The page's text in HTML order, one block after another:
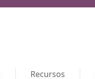
Recursos